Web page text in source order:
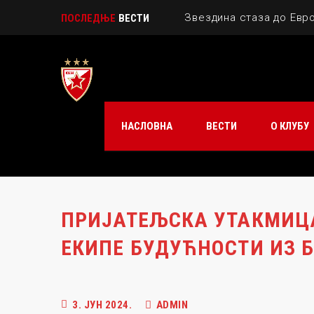
ПОСЛЕДЊЕ ВЕСТИ Звездина стаза до
Играјте са осмехом
НАСЛОВНА ВЕСТИ О КЛУБУ
ПРИЈАТЕЉСКА
ЕКИПЕ БУДУЋНОСТИ ИЗ
3. ЈУН 2024. ADMIN